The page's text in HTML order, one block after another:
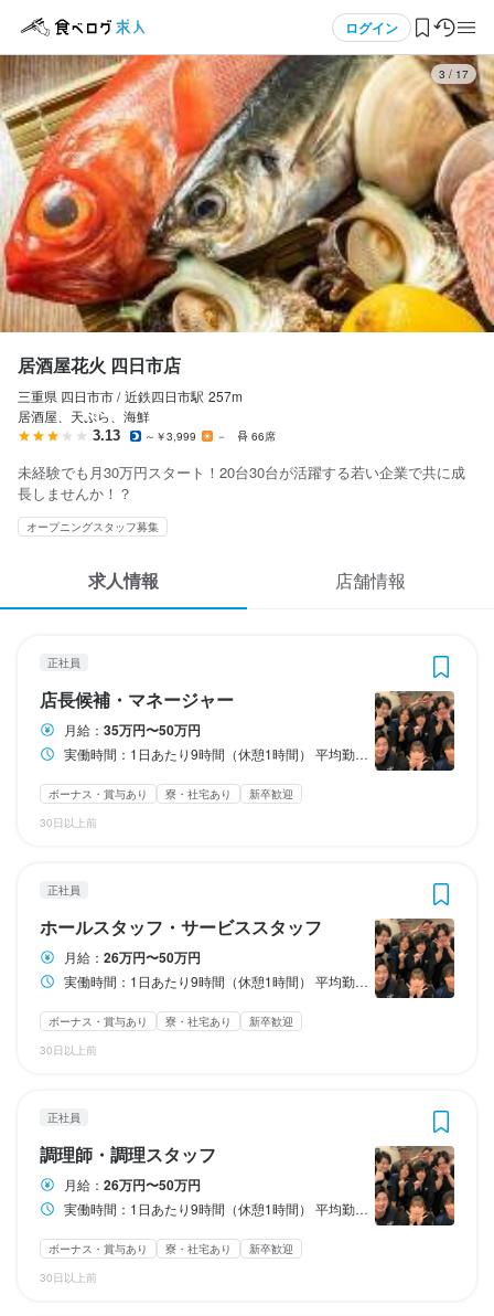
ログイン
ログイン・無料会員登録
食べログ求人TOP
求人検索
マイページ管理
気になる求人
検索履歴・保存した条件
応募履歴
スカウト・メルマガ受信設定
ヘルプ・お問い合わせフォーム
掲載をご検討の店舗様へ
食べログ求人PRESS
プライバシーポリシー
利用規約
3 / 17
居酒屋花火 四日市店
三重県 四日市市 / 近鉄四日市駅 257m
居酒屋、天ぷら、海鮮
3.13 ～￥3,999 － 66席
未経験でも月30万円スタート！20台30台が活躍する若い企業で共に成
長しませんか！？
オープニングスタッフ募集
求人情報 店舗情報
正社員
店長候補・マネージャー
月給： 35万円〜50万円
実働時間：1日あたり9時間（休憩1時間） 平均勤務日数：1ヶ月あたり22日 〜 25日 16:00〜翌1:00
ボーナス・賞与あり 寮・社宅あり
新卒歓迎
30日以上前
正社員
ホールスタッフ・サービススタッフ
月給： 26万円〜50万円
実働時間：1日あたり9時間（休憩1時間） 平均勤務日数：1ヶ月あたり22日 〜 25日 16:00〜翌1:00
ボーナス・賞与あり 寮・社宅あり
新卒歓迎
30日以上前
正社員
調理師・調理スタッフ
月給： 26万円〜50万円
実働時間：1日あたり9時間（休憩1時間） 平均勤務日数：1ヶ月あたり22日 〜 25日 16:00〜翌1:00
ボーナス・賞与あり 寮・社宅あり
新卒歓迎
30日以上前
居酒屋花火 四日市店
店長候補・マネージャー
月給350,000円〜500,000円
ボーナス・賞与あり 昇給あり 住宅手当あり
寮・社宅あり(住み込み)
交通費支給
家族手当あり 資格手当・スキル手当あり
給与前払いOK
固定残業代
月40時間分の固定残業代含む（みなし残業）
給与補足
食事補助：1日2回　完全無料
住宅手当：あり
家族手当：一人当たり5000円
能力、経験等考慮の上優遇いたします。
入社1年目：22歳社員　「しっかり休みも取って働きたい！」
月8日休み（週休2日）　一日9時間労働　総支給22万円
応募画面へ進む
居酒屋花火 四日市店
ホールスタッフ・サービススタッフ
月給260,000円〜500,000円
ボーナス・賞与あり 昇給あり 住宅手当あり
寮・社宅あり(住み込み)
交通費支給
家族手当あり 資格手当・スキル手当あり
給与前払いOK
固定残業代
月40時間分の固定残業代含む（みなし残業）
給与補足
食事補助：1日2回　完全無料
住宅手当：あり
家族手当：一人当たり5000円
能力、経験等考慮の上優遇いたします。
入社1年目：22歳社員　「しっかり休みも取って働きたい！」
月8日休み（週休2日）　一日9時間労働　総支給22万円
応募画面へ進む
居酒屋花火 四日市店
調理師・調理スタッフ
月給260,000円〜500,000円
ボーナス・賞与あり 昇給あり 住宅手当あり
寮・社宅あり(住み込み)
交通費支給
家族手当あり 資格手当・スキル手当あり
給与前払いOK
固定残業代
月40時間分の固定残業代含む（みなし残業）
給与補足
食事補助：1日2回　完全無料
住宅手当：あり
家族手当：一人当たり5000円
能力、経験等考慮の上優遇いたします。
入社1年目：22歳社員　「しっかり休みも取って働きたい！」
月8日休み（週休2日）　一日9時間労働　総支給22万円
応募画面へ進む
アルバイト・パート 居酒屋花火 四日市店
ホールスタッフ・サービススタッフ
時給1,100円〜1,500円
ボーナス・賞与あり 昇給あり 住宅手当あり
寮・社宅あり(住み込み)
交通費支給
家族手当あり 資格手当・スキル手当あり
給与前払いOK
給与補足
食事補助：1日1回　300円
交通費：勤務地により支給あり
昇給：当社規定による
能力、経験等考慮の上優遇いたします。
アルバイト未経験：19歳専門学生　「学業の隙間時間を使って働
時給1100円　週2～3日（内、土曜日出勤）　1日4時間/月5万円
アルバイト経験者：20歳大学生　「学業も落ち着きしっかり扶養
内ギリギリまで稼ぎたい！」
時給1100円　週3～5日（内、金土曜日出勤）　1日6時間/月10万
応募画面へ進む
アルバイト・パート 居酒屋花火 四日市店
調理師・調理スタッフ
時給1,100円〜1,500円
ボーナス・賞与あり 昇給あり 住宅手当あり
寮・社宅あり(住み込み)
交通費支給
家族手当あり 資格手当・スキル手当あり
給与前払いOK
給与補足
食事補助：1日1回　300円
交通費：勤務地により支給あり
昇給：当社規定による
能力、経験等考慮の上優遇いたします。
アルバイト未経験：19歳専門学生　「学業の隙間時間を使って働
時給1100円　週2～3日（内、土曜日出勤）　1日4時間/月5万円
アルバイト経験者：20歳大学生　「学業も落ち着きしっかり扶養
内ギリギリまで稼ぎたい！」
時給1100円　週3～5日（内、金土曜日出勤）　1日6時間/月10万
応募画面へ進む